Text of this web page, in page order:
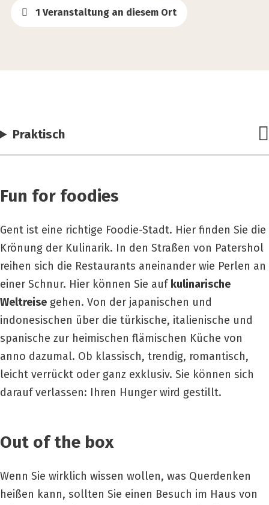
1 Veranstaltung an diesem Ort
Praktisch
Fun for foodies
Gent ist eine richtige Foodie-Stadt. Hier finden Sie die
Krönung der Kulinarik. In den Straßen von Patershol
reihen sich die Restaurants aneinander wie Perlen an
einer Schnur. Hier können Sie auf kulinarische
Weltreise gehen. Von der japanischen und
indonesischen über die türkische, italienische und
spanische zur heimischen flämischen Küche von
anno dazumal. Ob klassisch, trendig, romantisch,
leicht verrückt oder ganz exklusiv. Sie können sich
darauf verlassen: Ihren Hunger wird gestillt.
Out of the box
Wenn Sie wirklich wissen wollen, was Querdenken
heißen kann, sollten Sie einen Besuch im Haus von